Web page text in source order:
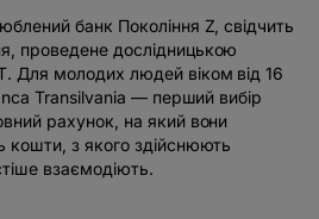
банк Покоління Z, свідчить
проведене дослідницькою
Для молодих людей віком від 16
Transilvania — перший вибір
рахунок, на який вони
кошти, з якого здійснюють
взаємодіють.